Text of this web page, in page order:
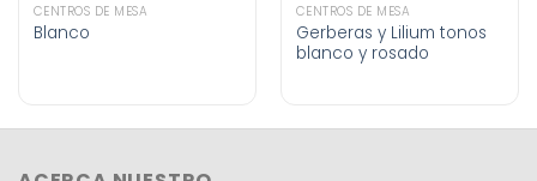
CENTROS DE MESA
Blanco
CENTROS DE MESA
Gerberas y Lilium tonos
blanco y rosado